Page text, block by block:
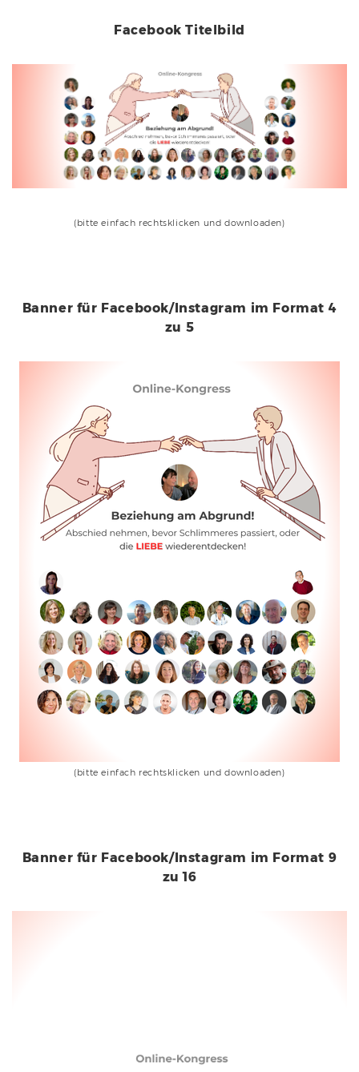
Facebook Titelbild
(bitte einfach rechtsklicken und downloaden)
Banner für Facebook/Instagram im Format 4
zu 5
(bitte einfach rechtsklicken und downloaden)
Banner für Facebook/Instagram im Format 9
zu 16